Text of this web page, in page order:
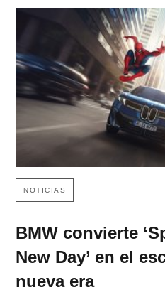
NOTICIAS
BMW convierte
New Day’ en el
nueva era